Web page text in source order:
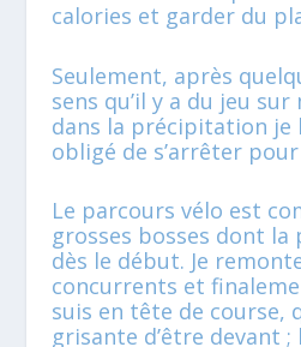
calories et garder du
Seulement, après
sens qu’il y a du jeu
dans la précipitation je
obligé de s’arrêter
Le parcours vélo est
grosses bosses dont
dès le début. Je
concurrents et
suis en tête de course,
grisante d’être devant